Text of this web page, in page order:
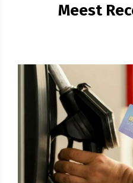
Meest